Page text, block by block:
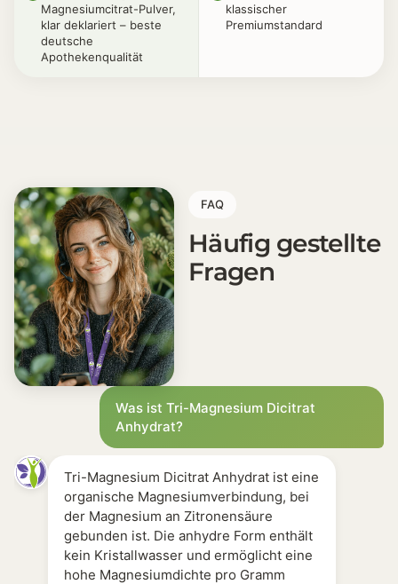
Magnesiumcitrat-Pulver,
klar deklariert – beste
deutsche
Apothekenqualität
klassischer
Premiumstandard
[+] pH-neutral, verdauungs- und magenschonend
[+] Ohne Zusätze, ohne Magnesiumstearat
[+] 500 g = 250 Tagesportionen
[+] 29,99 € / 250 Tage ≈ 0,12 € pro Tag
[+] Hoch bioverfügbares Magnesiumcitrat-Pulver,
Vergleich mit anderen Produkten
Discounter-Produkte [-] Häufig Magnesiumoxid-
Amazon Bestseller [-] Unterschiedliche
Apotheken Produkte [+] Definierte
FAQ
Häufig gestellte
Fragen
Was ist Tri-Magnesium Dicitrat
Anhydrat?
Tri-Magnesium Dicitrat Anhydrat ist eine
organische Magnesiumverbindung, bei
der Magnesium an Zitronensäure
gebunden ist. Die anhydre Form enthält
kein Kristallwasser und ermöglicht eine
hohe Magnesiumdichte pro Gramm